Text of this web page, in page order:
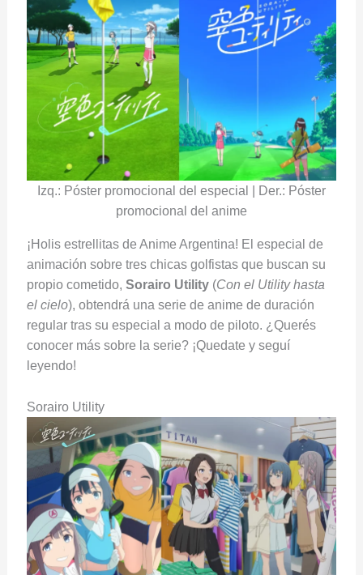
Izq.: Póster promocional del especial | Der.: Póster
promocional del anime
¡Holis estrellitas de Anime Argentina! El especial de
animación sobre tres chicas golfistas que buscan su
propio cometido, Sorairo Utility(Con el Utility hasta
el cielo), obtendrá una serie de anime de duración
regular tras su especial a modo de piloto. ¿Querés
conocer más sobre la serie? ¡Quedate y seguí
leyendo!
Sorairo Utility